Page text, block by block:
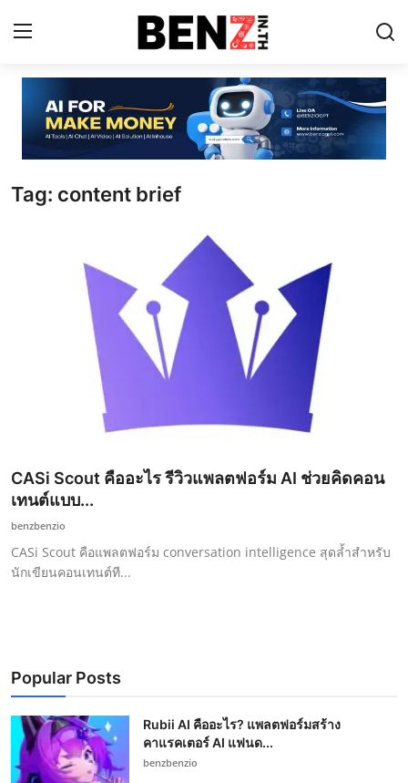
Home
Contact
AI Tools
ข่าว AI รอบโลก
ThaiGPT Builder
คอร์สเรียน ChatGPT
Tag: content brief
CASi Scout คืออะไร รีวิวแพลตฟอร์ม AI ช่วยคิดคอน
เทนต์แบบ...
benzbenzio
CASi Scout คือแพลตฟอร์ม conversation intelligence สุดล้ำสำหรับ
นักเขียนคอนเทนต์ที...
Popular Posts
Rubii AI คืออะไร? แพลตฟอร์มสร้าง
คาแรคเตอร์ AI แฟนด...
benzbenzio